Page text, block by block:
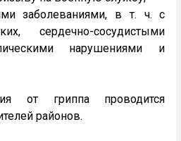
заболеваниями, в т. ч. с
сердечно-сосудистыми
нарушениями и
от гриппа проводится
районов.